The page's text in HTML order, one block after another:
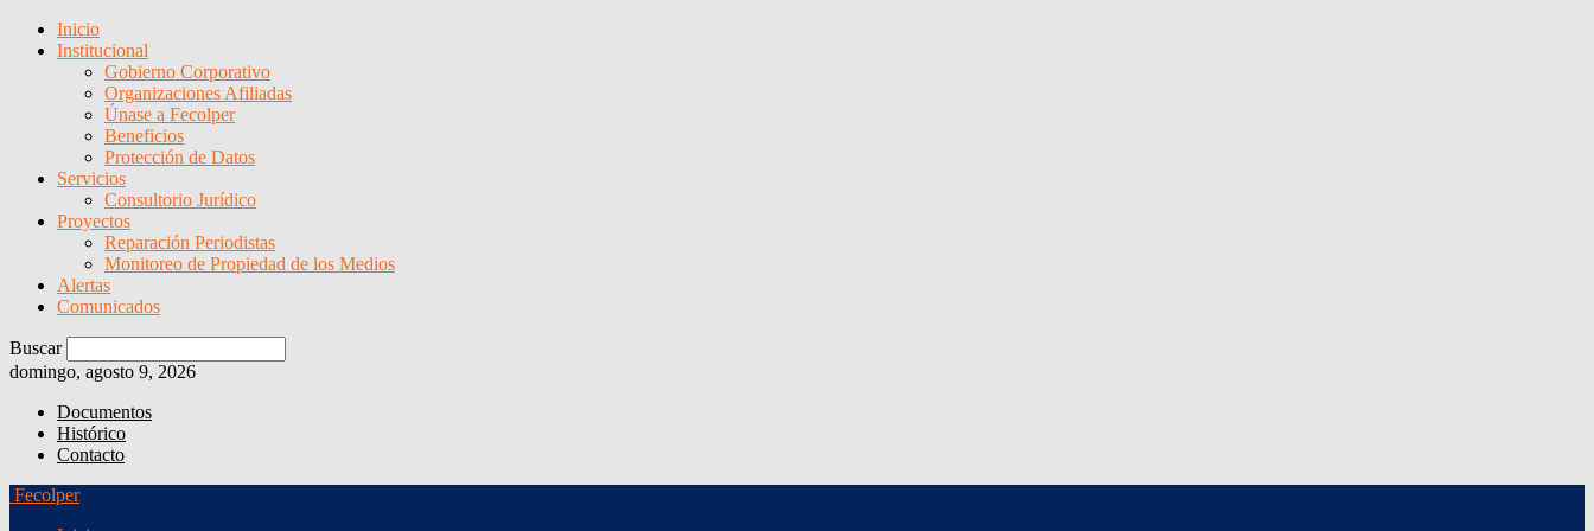
Inicio
Institucional
Gobierno Corporativo
Organizaciones Afiliadas
Únase a Fecolper
Beneficios
Protección de Datos
Servicios
Consultorio Jurídico
Proyectos
Reparación Periodistas
Monitoreo de Propiedad de los Medios
Alertas
Comunicados
Buscar
domingo, agosto 9, 2026
Documentos
Histórico
Contacto
Fecolper